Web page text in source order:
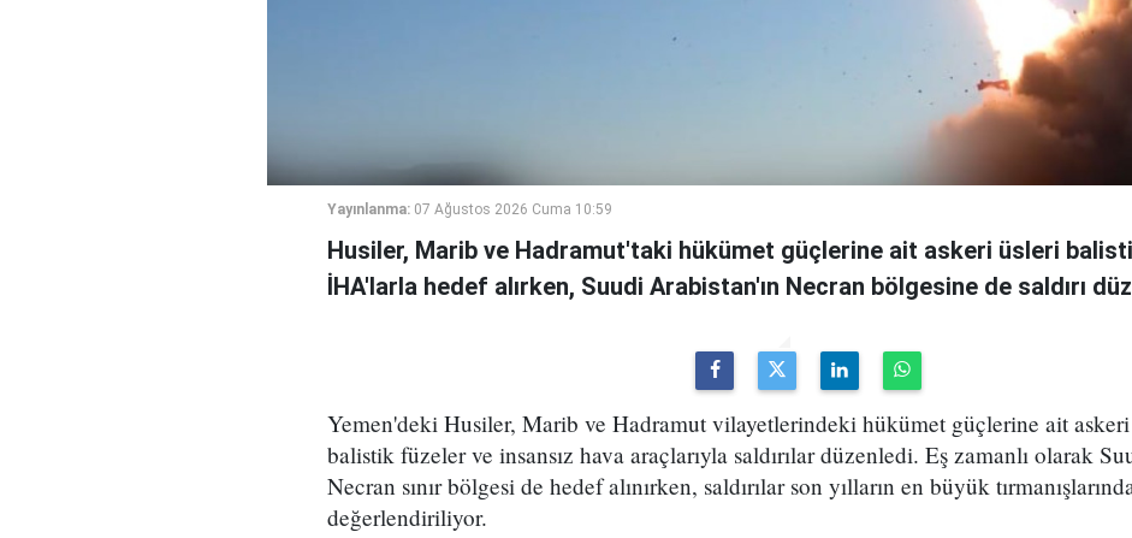
Yayınlanma: 07 Ağustos 2026 Cuma 10:59
Husiler, Marib ve Hadramut'taki hükümet güçlerine ait askeri üsleri
İHA'larla hedef alırken, Suudi Arabistan'ın Necran bölgesine de saldırı
Yemen'deki Husiler, Marib ve Hadramut vilayetlerindeki hükümet güçlerine ait
balistik füzeler ve insansız hava araçlarıyla saldırılar düzenledi. Eş zamanlı olarak
Necran sınır bölgesi de hedef alınırken, saldırılar son yılların en büyük
değerlendiriliyor.